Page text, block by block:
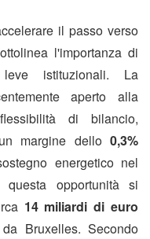
il passo verso
l'importanza di
istituzionali. La
aperto alla
di bilancio,
margine dello 0,3%
energetico nel
opportunità si
14 miliardi di euro
Bruxelles. Secondo